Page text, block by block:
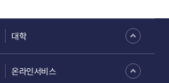
대학
온라인서비스